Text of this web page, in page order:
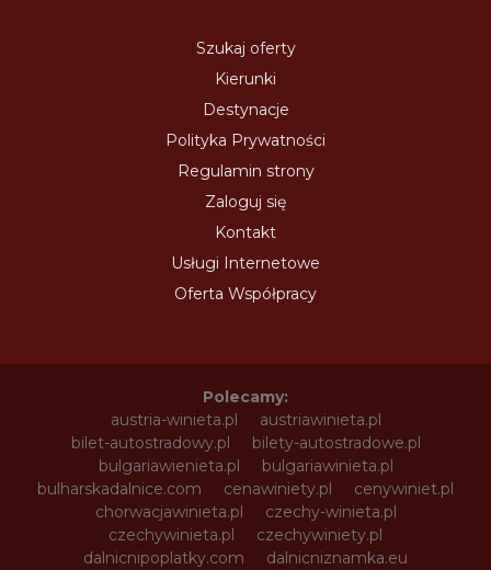
Szukaj oferty
Kierunki
Destynacje
Polityka Prywatności
Regulamin strony
Zaloguj się
Kontakt
Usługi Internetowe
Oferta Współpracy
Polecamy:
austria-winieta.pl
austriawinieta.pl
bilet-autostradowy.pl
bilety-autostradowe.pl
bulgariawienieta.pl
bulgariawinieta.pl
bulharskadalnice.com
cenawiniety.pl
cenywiniet.pl
chorwacjawinieta.pl
czechy-winieta.pl
czechywinieta.pl
czechywiniety.pl
dalnicnipoplatky.com
dalnicniznamka.eu